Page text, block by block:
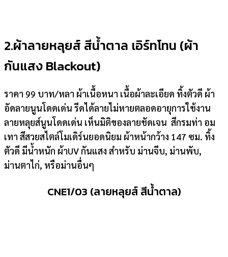
2.ผ้าลายหลุยส์ สีน้ำตาล เอิร์ทโทน (ผ้า
กันแสง Blackout)
ราคา 99 บาท/หลา ผ้าเนื้อหนา เนื้อผ้าละเอียด ทิ้งตัวดี ผ้า
อัดลายนูนโดดเด่น รีดได้ลายไม่หายตลอดอายุการใช้งาน
ลายหลุยส์นูนโดดเด่น เห็นมิติของลายชัดเจน สีกรมท่า อม
เทา สีสวยสไตล์โมเดิร์นยอดนิยม ผ้าหน้ากว้าง 147 ซม. ทิ้ง
ตัวดี มีน้ำหนัก ผ้าUV กันแสง สำหรับ ม่านจีบ, ม่านพับ,
ม่านตาไก่, หรือม่านอื่นๆ
CNE1/03 (ลายหลุยส์ สีน้ำตาล)